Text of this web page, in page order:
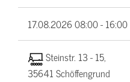
17.08.202608:00 - 16:00
Steinstr. 13 - 15,
35641 Schöffengrund